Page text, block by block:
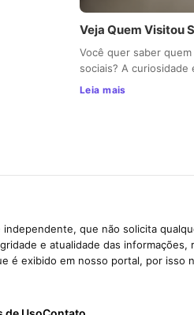
Veja Quem Visitou
Você quer saber
sociais? A
Leia mais
que não solicita
e atualidade das
é exibido em nosso portal, por